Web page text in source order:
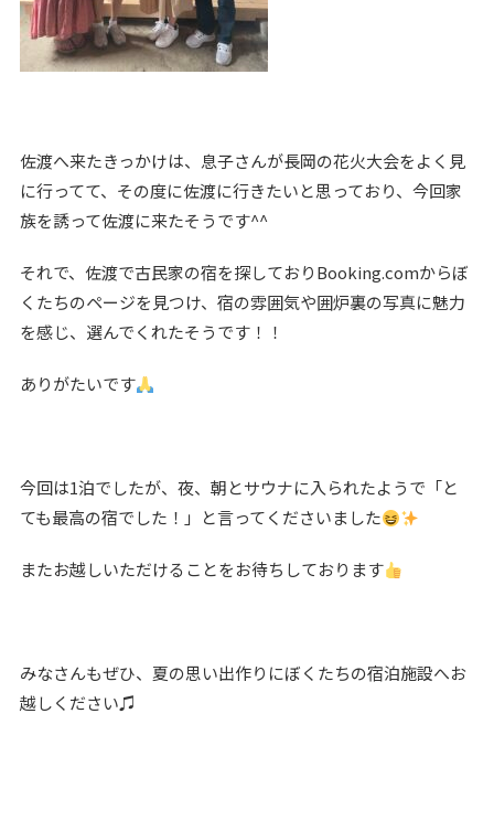
佐渡へ来たきっかけは、息子さんが長岡の花火大会をよく見
に行ってて、その度に佐渡に行きたいと思っており、今回家
族を誘って佐渡に来たそうです^^
それで、佐渡で古民家の宿を探しておりBooking.comからぼ
くたちのページを見つけ、宿の雰囲気や囲炉裏の写真に魅力
を感じ、選んでくれたそうです！！
ありがたいです
今回は1泊でしたが、夜、朝とサウナに入られたようで「と
ても最高の宿でした！」と言ってくださいました
またお越しいただけることをお待ちしております
みなさんもぜひ、夏の思い出作りにぼくたちの宿泊施設へお
越しください♫